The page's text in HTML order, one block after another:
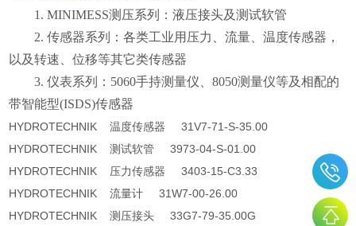
1. MINIMESS测压系列：液压接头及测试软管
2. 传感器系列：各类工业用压力、流量、温度传感器，
以及转速、位移等其它类传感器
3. 仪表系列：5060手持测量仪、8050测量仪等及相配的
带智能型(ISDS)传感器
HYDROTECHNIK 温度传感器 31V7-71-S-35.00
HYDROTECHNIK 测试软管 3973-04-S-01.00
HYDROTECHNIK 压力传感器 3403-15-C3.33
HYDROTECHNIK 流量计 31W7-00-26.00
HYDROTECHNIK 测压接头 33G7-79-35.00G